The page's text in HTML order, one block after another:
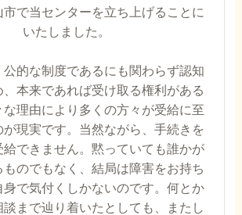
市で当センターを立ち上げることに
いたしました。
的な制度であるにも関わらず認知
、本来であれば受け取る権利がある
理由により多くの方々が受給に至
が現実です。当然ながら、手続きを
給できません。黙っていても誰かが
のでもなく、結局は障害をお持ち
身で気付くしかないのです。何とか
まで辿り着いたとしても、またし